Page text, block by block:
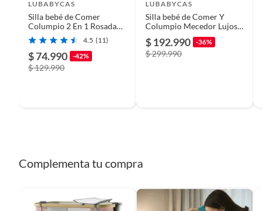
LUBABYCAS
Silla bebé de Comer
Columpio 2 En 1 Rosada
Lubabycas
4.5 (11)
$ 74.990 -42%
$ 129.990
LUBABYCAS
Silla bebé de Comer Y
Columpio Mecedor Lujoso
Gris Lubabycas
$ 192.990 -36%
$ 299.990
Complementa tu compra